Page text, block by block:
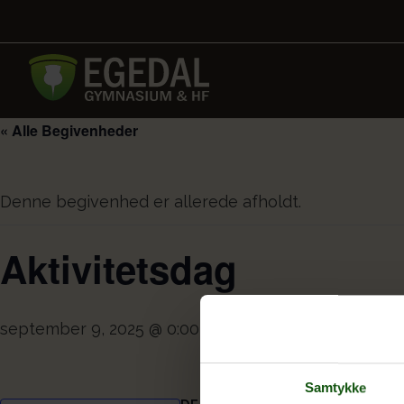
Samtykke
« Alle Begivenheder
Denne begivenhed er allerede afholdt.
Aktivitetsdag
september 9, 2025 @ 0:00